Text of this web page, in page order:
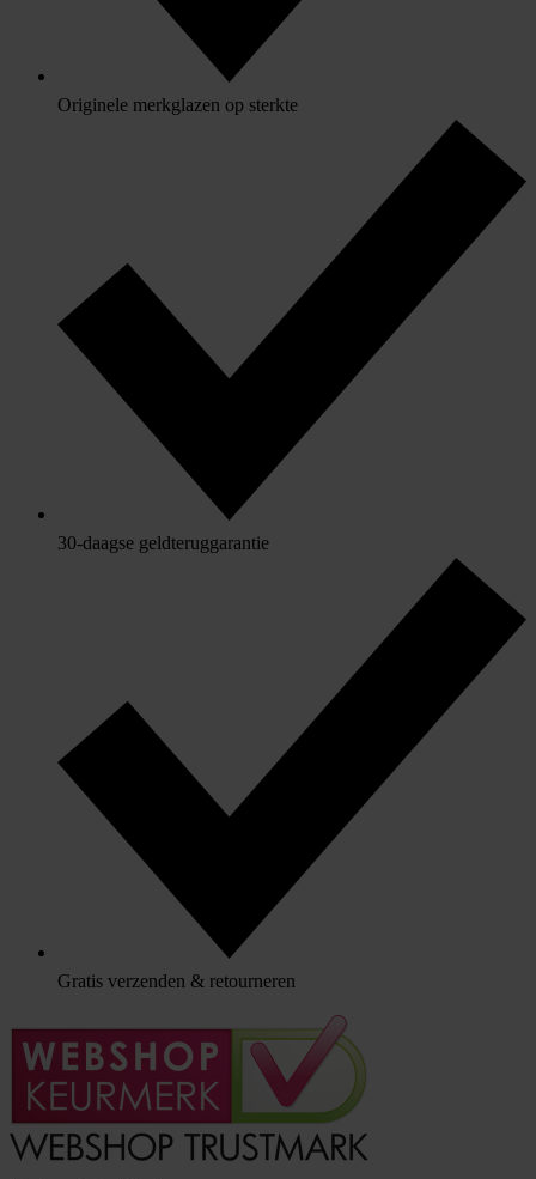
Originele merkglazen op sterkte
30-daagse geldteruggarantie
Gratis verzenden & retourneren